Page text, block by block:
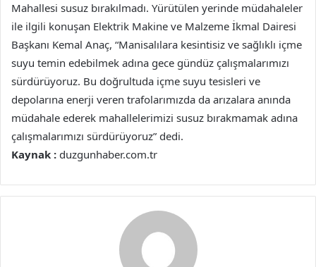
Mahallesi susuz bırakılmadı. Yürütülen yerinde müdahaleler
ile ilgili konuşan Elektrik Makine ve Malzeme İkmal Dairesi
Başkanı Kemal Anaç, “Manisalılara kesintisiz ve sağlıklı içme
suyu temin edebilmek adına gece gündüz çalışmalarımızı
sürdürüyoruz. Bu doğrultuda içme suyu tesisleri ve
depolarına enerji veren trafolarımızda da arızalara anında
müdahale ederek mahallelerimizi susuz bırakmamak adına
çalışmalarımızı sürdürüyoruz” dedi.
Kaynak : duzgunhaber.com.tr